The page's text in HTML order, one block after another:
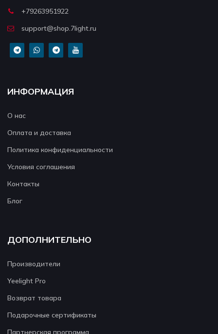
+79263951922
support@shop.7light.ru
ИНФОРМАЦИЯ
О нас
Оплата и доставка
Политика конфиденциальности
Условия соглашения
Контакты
Блог
ДОПОЛНИТЕЛЬНО
Производители
Yeelight Pro
Возврат товара
Подарочные сертификаты
Партнерская программа